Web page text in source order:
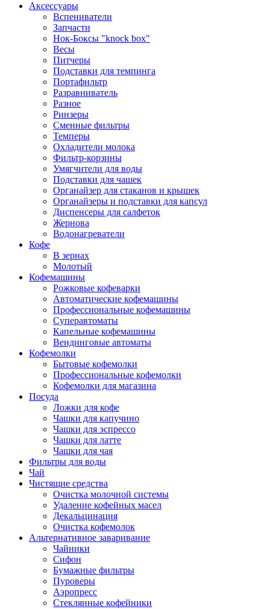
Аксессуары
Вспениватели
Запчасти
Нок-Боксы "knock box"
Весы
Питчеры
Подставки для темпинга
Портафильтр
Разравниватель
Разное
Ринзеры
Сменные фильтры
Темперы
Охладители молока
Фильтр-корзины
Умягчители для воды
Подставки для чашек
Органайзер для стаканов и крышек
Органайзеры и подставки для капсул
Диспенсеры для салфеток
Жернова
Водонагреватели
Кофе
В зернах
Молотый
Кофемашины
Рожковые кофеварки
Автоматические кофемашины
Профессиональные кофемашины
Суперавтоматы
Капельные кофемашины
Вендинговые автоматы
Кофемолки
Бытовые кофемолки
Профессиональные кофемолки
Кофемолки для магазина
Посуда
Ложки для кофе
Чашки для капучино
Чашки для эспрессо
Чашки для латте
Чашки для чая
Фильтры для воды
Чай
Чистящие средства
Очистка молочной системы
Удаление кофейных масел
Декальцинация
Очистка кофемолок
Альтернативное заваривание
Чайники
Сифон
Бумажные фильтры
Пуроверы
Аэропресс
Стеклянные кофейники